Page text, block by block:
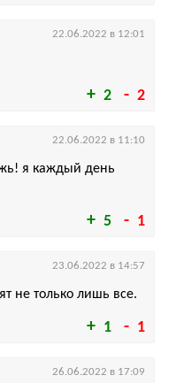
2 2
22.06.2022 в 12:01
5 1
я каждый день
22.06.2022 в 11:10
1 1
не только лишь все.
23.06.2022 в 14:57
26.06.2022 в 17:09